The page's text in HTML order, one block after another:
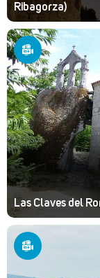
Ribagorza)
Las Claves del